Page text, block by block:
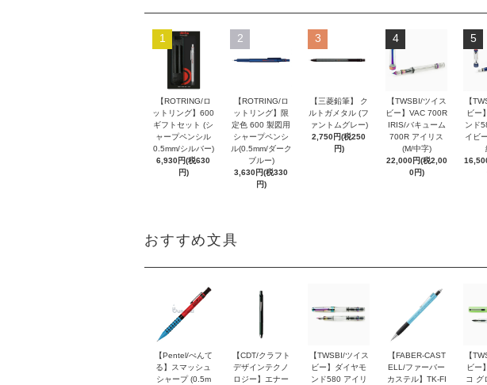
1
【ROTRING/ロ
ットリング】600
ギフトセット (シ
ャープペンシル
0.5mm/シルバー)
6,930円(税630
円)
2
【ROTRING/ロ
ットリング】限
定色 600 製図用
シャープペンシ
ル(0.5mm/ダーク
ブルー)
3,630円(税330
円)
3
【三菱鉛筆】 ク
ルトガメタル (フ
ァントムグレー)
2,750円(税250
円)
4
【TWSBI/ツイス
ビー】VAC 700R
IRIS/バキューム
700R アイリス
(M/中字)
22,000円(税2,00
0円)
5
【
ビー
ンド
イビ
おすすめ文具
【Pentel/ぺんて
る】スマッシュ
シャープ (0.5m
【CDT/クラフト
デザインテクノ
ロジー】エナー
【TWSBI/ツイス
ビー】ダイヤモ
ンド580 アイリ
【FABER-CAST
ELL/ファーバー
カステル】TK-FI
【
ビー
コ グ